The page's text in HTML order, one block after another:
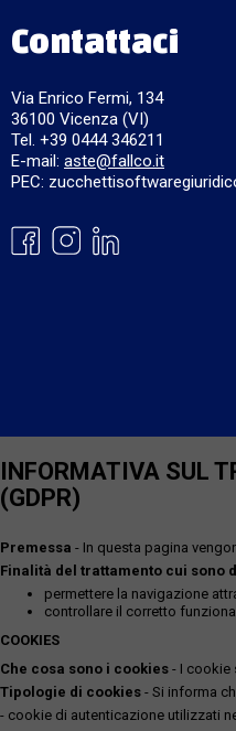
Contattaci
Via Enrico Fermi, 134
36100 Vicenza (VI)
Tel. +39 0444 346211
E-mail: aste@fallco.it
PEC:
INFORMATIVA SUL
(GDPR)
Premessa - In questa pagina
Finalità del trattamento cui sono
permettere la navigazione
controllare il corretto
COOKIES
Che cosa sono i cookies - I cookie
Tipologie di cookies - Si informa
- cookie di autenticazione utilizzati